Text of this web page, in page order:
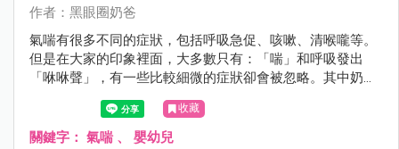
作者：黑眼圈奶爸
氣喘有很多不同的症狀，包括呼吸急促、咳嗽、清喉嚨等。
但是在大家的印象裡面，大多數只有：「喘」和呼吸發出
「咻咻聲」，有一些比較細微的症狀卻會被忽略。其中奶爸
Dr.的觀察「運動時候會咳嗽」和「笑得太厲害的時候會咳
嗽」是最容易被父母忽略的。
收藏
關鍵字： 氣喘、 嬰幼兒